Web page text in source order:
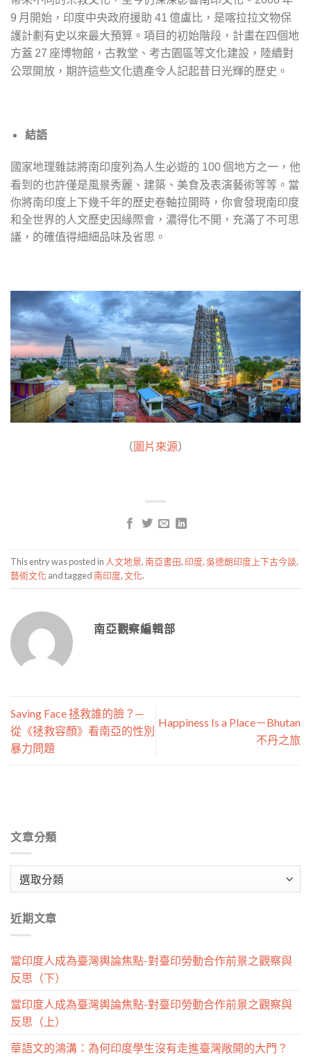
9 月開始，印度中央政府援助 41 億盧比，是喀拉拉文物保
護計劃有史以來最大預算。項目的初始階段，計畫在四個地
方蓋 27 座博物館，古教堂、考古園區等文化建設，陸續對
公眾開放，期許這些文化遺產令人記起昔日光輝的歷史。
結語
國家地理雜誌將南印度列為人生必遊的 100個地方之一，他
看到的也許僅是風景秀麗、建築、美食及表演藝術等等。當
你將南印度上下幾千年的歷史卷軸拉開時，你會發現南印度
和全世界的人文歷史因緣際會，濃得化不開，充滿了不可思
議，的確值得細細品味及省思。
（圖片來源）
This entry was posted in 人文地景,南亞書田, 印度,吳德朗印度上下古今談,
藝術文化 and tagged南印度,文化.
南亞觀察編輯部
Saving Face 拯救誰的臉？─
從《拯救容顏》看南亞的性別
暴力問題
Happiness Is a Place－Bhutan
不丹之旅
文章分類
類
近期文章
當印度人成為臺灣輿論焦點-對臺印勞動合作前景之觀察與
反思（下）
當印度人成為臺灣輿論焦點-對臺印勞動合作前景之觀察與
反思（上）
華語文的鴻溝：為何印度學生沒有走進臺灣敞開的大門？